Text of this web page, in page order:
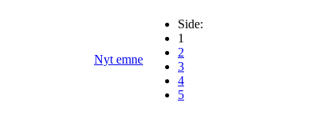
Nyt emne
Side:
1
2
3
4
5